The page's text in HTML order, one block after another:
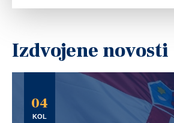
Izdvojene novosti
04
KOL